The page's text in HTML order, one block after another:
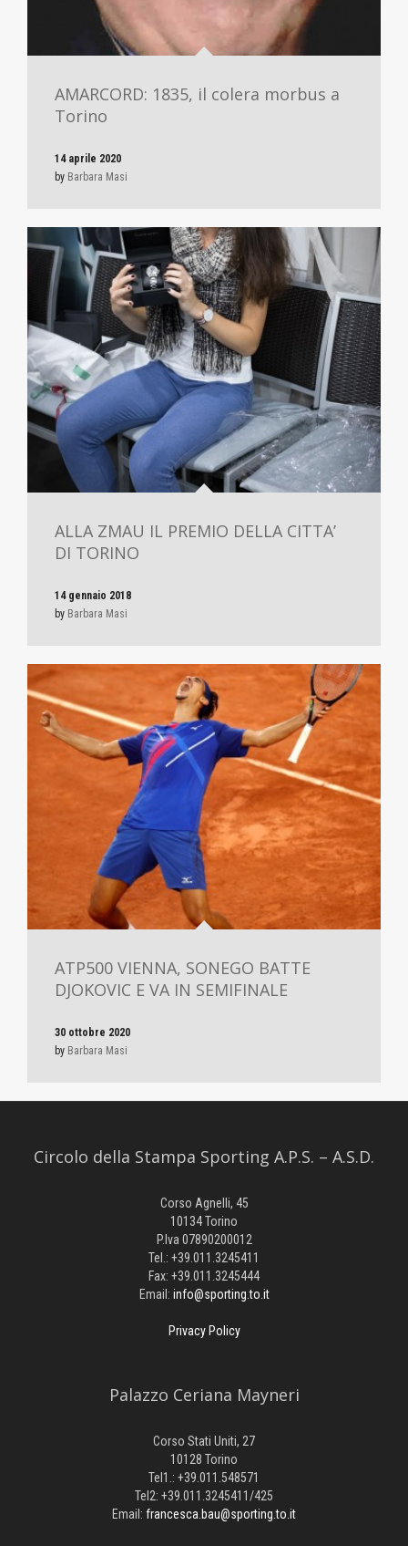
AMARCORD: 1835, il colera morbus a
Torino
14 aprile 2020
by Barbara Masi
ALLA ZMAU IL PREMIO DELLA CITTA’
DI TORINO
14 gennaio 2018
by Barbara Masi
ATP500 VIENNA, SONEGO BATTE
DJOKOVIC E VA IN SEMIFINALE
30 ottobre 2020
by Barbara Masi
Circolo della Stampa Sporting A.P.S. – A.S.D.
Corso Agnelli, 45
10134 Torino
P.Iva 07890200012
Tel.: +39.011.3245411
Fax: +39.011.3245444
Email: info@sporting.to.it
Privacy Policy
Palazzo Ceriana Mayneri
Corso Stati Uniti, 27
10128 Torino
Tel1.: +39.011.548571
Tel2: +39.011.3245411/425
Email: francesca.bau@sporting.to.it